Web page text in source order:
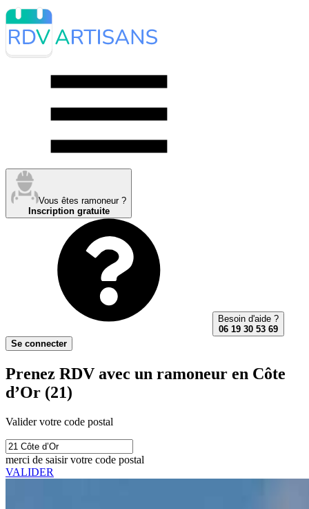
Vous êtes ramoneur ?
Inscription gratuite
Besoin d'aide ?
06 19 30 53 69
Se connecter
Prenez RDV avec un ramoneur en Côte
d’Or (21)
Valider votre code postal
merci de saisir votre code postal
VALIDER